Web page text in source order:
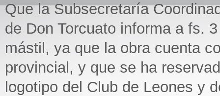
Que la Subsecretaría
de Don Torcuato informa a fs.
mástil, ya que la obra cuenta
provincial, y que se ha
logotipo del Club de Leones y